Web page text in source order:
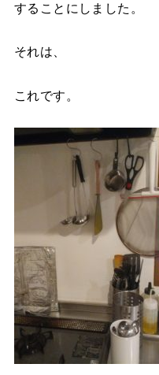
することにしました。
それは、
これです。